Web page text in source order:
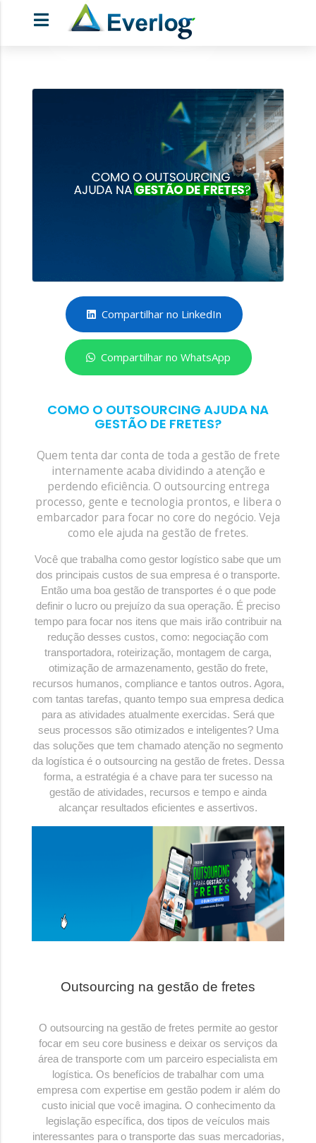
Compartilhar no LinkedIn
Compartilhar no WhatsApp
COMO O OUTSOURCING AJUDA NA
GESTÃO DE FRETES?
Quem tenta dar conta de toda a gestão de frete
internamente acaba dividindo a atenção e
perdendo eficiência. O outsourcing entrega
processo, gente e tecnologia prontos, e libera o
embarcador para focar no core do negócio. Veja
como ele ajuda na gestão de fretes.
Você que trabalha como gestor logístico sabe que um
dos principais custos de sua empresa é o transporte.
Então uma boa gestão de transportes é o que pode
definir o lucro ou prejuízo da sua operação. É preciso
tempo para focar nos itens que mais irão contribuir na
redução desses custos, como: negociação com
transportadora, roteirização, montagem de carga,
otimização de armazenamento, gestão do frete,
recursos humanos, compliance e tantos outros. Agora,
com tantas tarefas, quanto tempo sua empresa dedica
para as atividades atualmente exercidas. Será que
seus processos são otimizados e inteligentes? Uma
das soluções que tem chamado atenção no segmento
da logística é o outsourcing na gestão de fretes. Dessa
forma, a estratégia é a chave para ter sucesso na
gestão de atividades, recursos e tempo e ainda
alcançar resultados eficientes e assertivos.
Outsourcing na gestão de fretes
O outsourcing na gestão de fretes permite ao gestor
focar em seu core business e deixar os serviços da
área de transporte com um parceiro especialista em
logística. Os benefícios de trabalhar com uma
empresa com expertise em gestão podem ir além do
custo inicial que você imagina. O conhecimento da
legislação específica, dos tipos de veículos mais
interessantes para o transporte das suas mercadorias,